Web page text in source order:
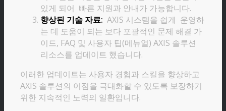
있게 되어 빠른 지원과 안내가 가능합니다.
향상된 기술 자료: AXIS 시스템을 쉽게 운영하
는 데 도움이 되는 보다 포괄적인 문제 해결 가
이드, FAQ 및 사용자 팁(메뉴얼) AXIS 솔루션
리소스를 업데이트 했습니다.
이러한 업데이트는 사용자 경험과 스킬을 향상하고
AXIS 솔루션의 이점을 극대화할 수 있도록 보장하기
위한 지속적인 노력의 일환입니다.